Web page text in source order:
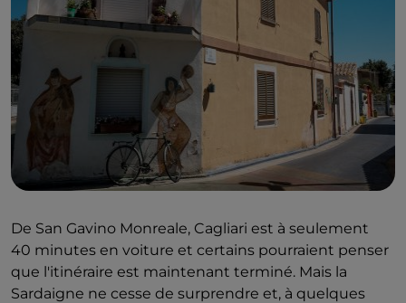
dernière décennie.
De San Gavino Monreale, Cagliari est à seulement
40 minutes en voiture et certains pourraient penser
que l'itinéraire est maintenant terminé. Mais la
Sardaigne ne cesse de surprendre et, à quelques